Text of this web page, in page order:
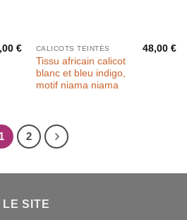
€ CALICOTS TEINTÉS
Tissu africain calicot
blanc et bleu indigo,
motif niama niama
48,00€
1 2
LE SITE